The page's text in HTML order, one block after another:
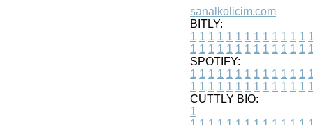
sanalkolicim.com
BITLY:
1 1 1 1 1 1 1 1 1 1 1 1 1 1
1 1 1 1 1 1 1 1 1 1 1 1 1 1
SPOTIFY:
1 1 1 1 1 1 1 1 1 1 1 1 1 1
1 1 1 1 1 1 1 1 1 1 1 1 1 1
CUTTLY BIO:
1